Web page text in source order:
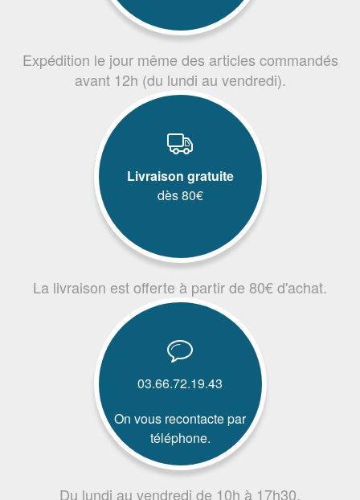
Expédition le jour même des articles commandés
avant 12h (du lundi au vendredi).
Livraison gratuite
dès 80€
La livraison est offerte à partir de 80€ d'achat.
03.66.72.19.43
On vous recontacte par
téléphone.
Du lundi au vendredi de 10h à 17h30.